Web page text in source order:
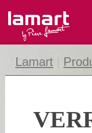
Lamart
Lamart